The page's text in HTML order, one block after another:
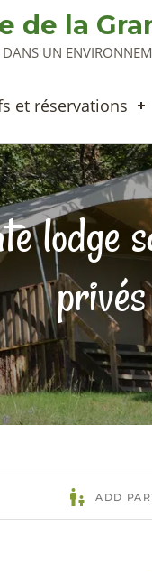
de la
DANS UN
et réservations
lodge